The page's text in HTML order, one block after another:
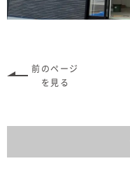
前のページ
を見る